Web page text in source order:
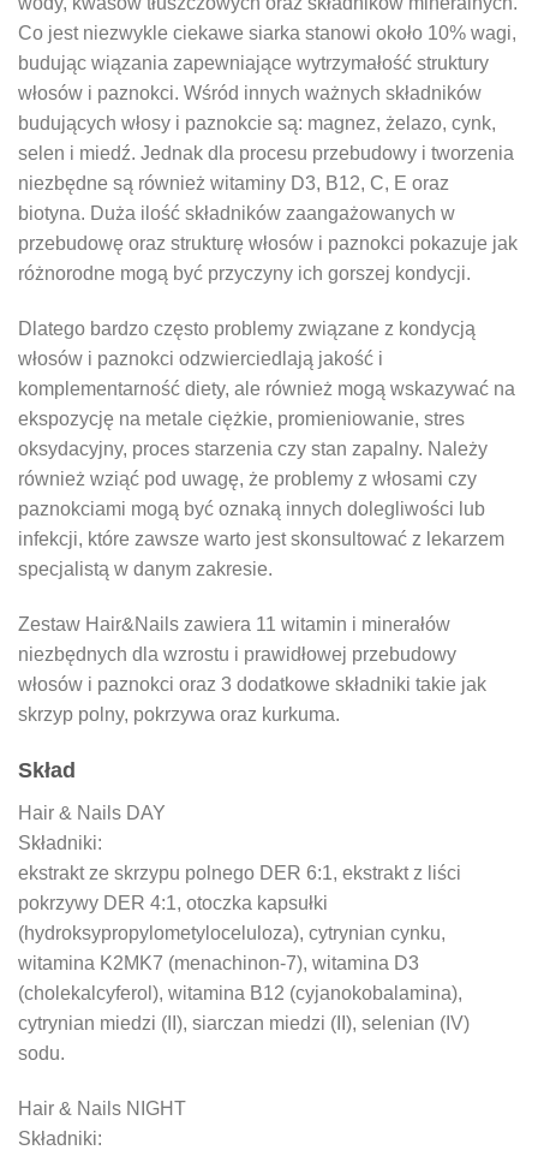
Co jest niezwykle ciekawe siarka stanowi około 10% wagi,
budując wiązania zapewniające wytrzymałość struktury
włosów i paznokci. Wśród innych ważnych składników
budujących włosy i paznokcie są: magnez, żelazo, cynk,
selen i miedź. Jednak dla procesu przebudowy i tworzenia
niezbędne są również witaminy D3, B12, C, E oraz
biotyna. Duża ilość składników zaangażowanych w
przebudowę oraz strukturę włosów i paznokci pokazuje jak
różnorodne mogą być przyczyny ich gorszej kondycji.
Dlatego bardzo często problemy związane z kondycją
włosów i paznokci odzwierciedlają jakość i
komplementarność diety, ale również mogą wskazywać na
ekspozycję na metale ciężkie, promieniowanie, stres
oksydacyjny, proces starzenia czy stan zapalny. Należy
również wziąć pod uwagę, że problemy z włosami czy
paznokciami mogą być oznaką innych dolegliwości lub
infekcji, które zawsze warto jest skonsultować z lekarzem
specjalistą w danym zakresie.
Zestaw Hair&Nails zawiera 11 witamin i minerałów
niezbędnych dla wzrostu i prawidłowej przebudowy
włosów i paznokci oraz 3 dodatkowe składniki takie jak
skrzyp polny, pokrzywa oraz kurkuma.
Skład
Hair & Nails DAY
Składniki:
ekstrakt ze skrzypu polnego DER 6:1, ekstrakt z liści
pokrzywy DER 4:1, otoczka kapsułki
(hydroksypropylometyloceluloza), cytrynian cynku,
witamina K2MK7 (menachinon-7), witamina D3
(cholekalcyferol), witamina B12 (cyjanokobalamina),
cytrynian miedzi (II), siarczan miedzi (II), selenian (IV)
sodu.
Hair & Nails NIGHT
Składniki: